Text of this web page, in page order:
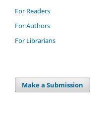
For Readers
For Authors
For Librarians
Make a Submission